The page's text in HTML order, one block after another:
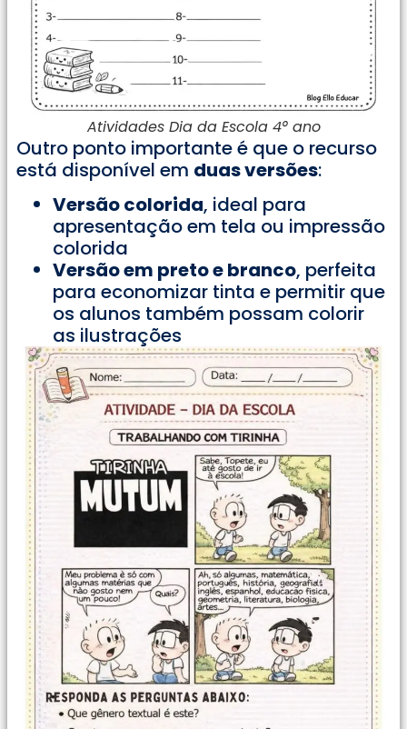
Atividades Dia da Escola 4° ano
Outro ponto importante é que o recurso
está disponível em duas versões:
Versão colorida, ideal para
apresentação em tela ou impressão
colorida
Versão em preto e branco, perfeita
para economizar tinta e permitir que
os alunos também possam colorir
as ilustrações